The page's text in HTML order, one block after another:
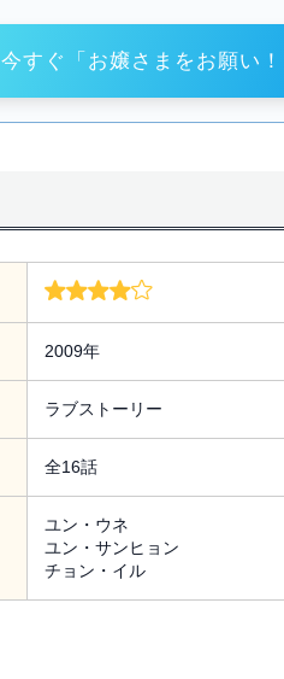
今すぐ「お嬢さまをお願い
2009年
ラブストーリー
全16話
ユン・ウネ
ユン・サンヒョン
チョン・イル